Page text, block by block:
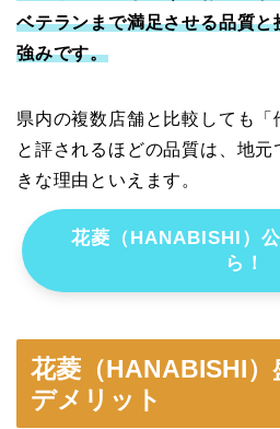
ベテランまで満足させる品質
強みです。
県内の複数店舗と比較しても「
と評されるほどの品質は、地
きな理由といえます。
花菱（HANABISHI）
ら！
花菱（HANABISHI
デメリット